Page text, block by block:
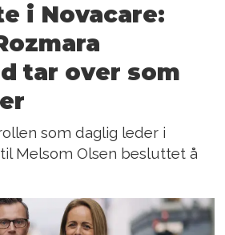
i Novacare:
tar over som
som daglig leder i
Melsom Olsen besluttet å